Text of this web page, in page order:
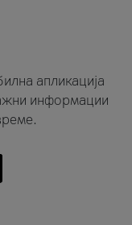
апликација
информации